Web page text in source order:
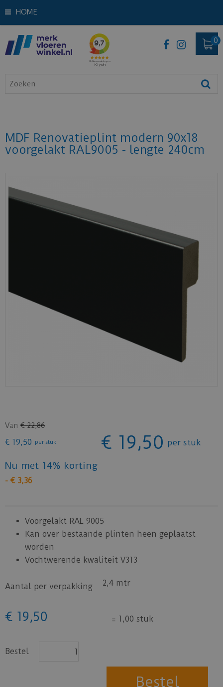
HOME
MDF Renovatieplint modern 90x18
voorgelakt RAL9005 - lengte 240cm
Van € 22,86
€ 19,50 per stuk € 19,50 per stuk
Nu met 14% korting
- € 3,36
Voorgelakt RAL 9005
Kan over bestaande plinten heen geplaatst
worden
Vochtwerende kwaliteit V313
Aantal per verpakking 2,4 mtr
€ 19,50 = 1,00 stuk
Bestel